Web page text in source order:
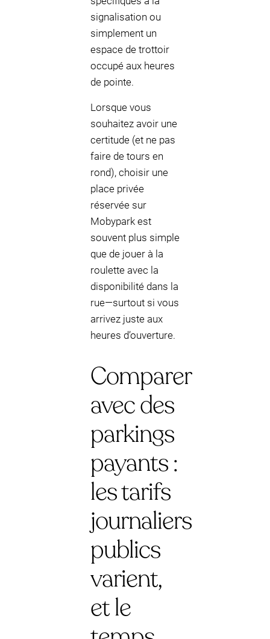
signalisation ou
simplement un
espace de trottoir
occupé aux heures
de pointe.
Lorsque vous
souhaitez avoir une
certitude (et ne pas
faire de tours en
rond), choisir une
place privée
réservée sur
Mobypark est
souvent plus simple
que de jouer à la
roulette avec la
disponibilité dans la
rue—surtout si vous
arrivez juste aux
heures d’ouverture.
Comparer
avec des
parkings
payants :
les tarifs
journaliers
publics
varient,
et le